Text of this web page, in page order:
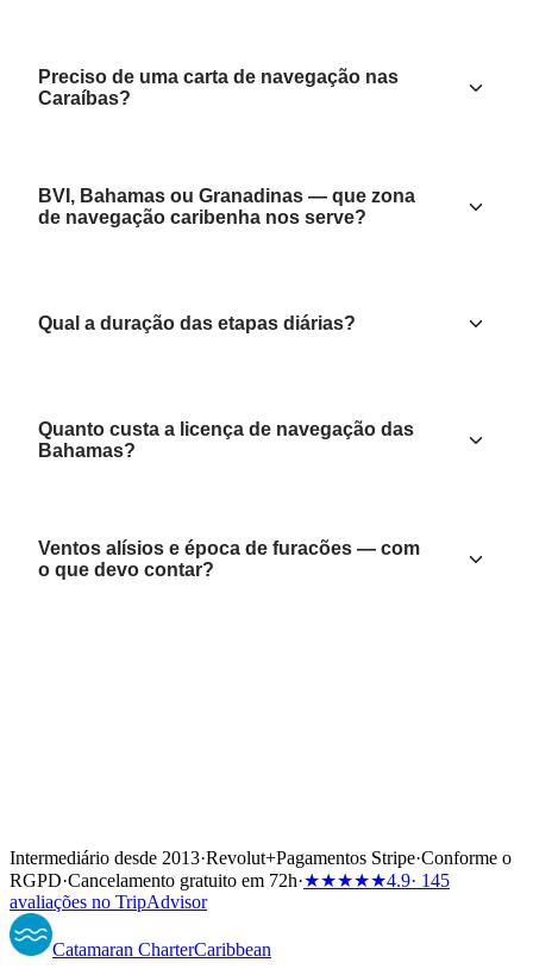
Preciso de uma carta de navegação nas
Caraíbas?
BVI, Bahamas ou Granadinas — que zona
de navegação caribenha nos serve?
Qual a duração das etapas diárias?
Quanto custa a licença de navegação das
Bahamas?
Ventos alísios e época de furacões — com
o que devo contar?
Intermediário desde 2013·Revolut+Pagamentos Stripe·Conforme o
RGPD·Cancelamento gratuito em 72h·★★★★★4.9· 145
avaliações no TripAdvisor
Catamaran CharterCaribbean